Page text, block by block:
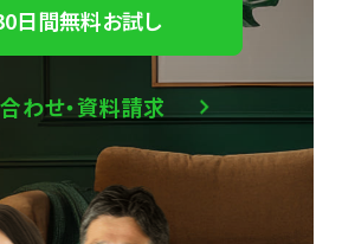
日間無料お試し
わせ・資料請求